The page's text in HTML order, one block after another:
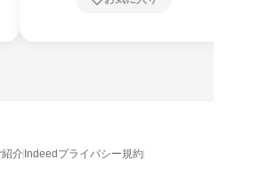
介 Indeedプライバシー規約